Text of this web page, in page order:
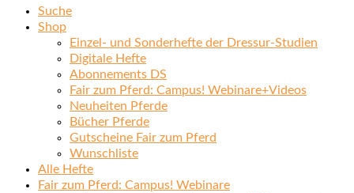
Suche
Shop
Einzel- und Sonderhefte der Dressur-Studien
Digitale Hefte
Abonnements DS
Fair zum Pferd: Campus! Webinare+Videos
Neuheiten Pferde
Bücher Pferde
Gutscheine Fair zum Pferd
Wunschliste
Alle Hefte
Fair zum Pferd: Campus! Webinare